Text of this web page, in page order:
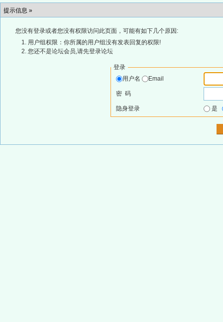
提示信息 »
您没有登录或者您没有权限访问此页面，可能有如下几个原因:
用户组权限：你所属的用户组没有发表回复的权限!
您还不是论坛会员,请先登录论坛
登录
用户名
Email
密 码
隐身登录 是